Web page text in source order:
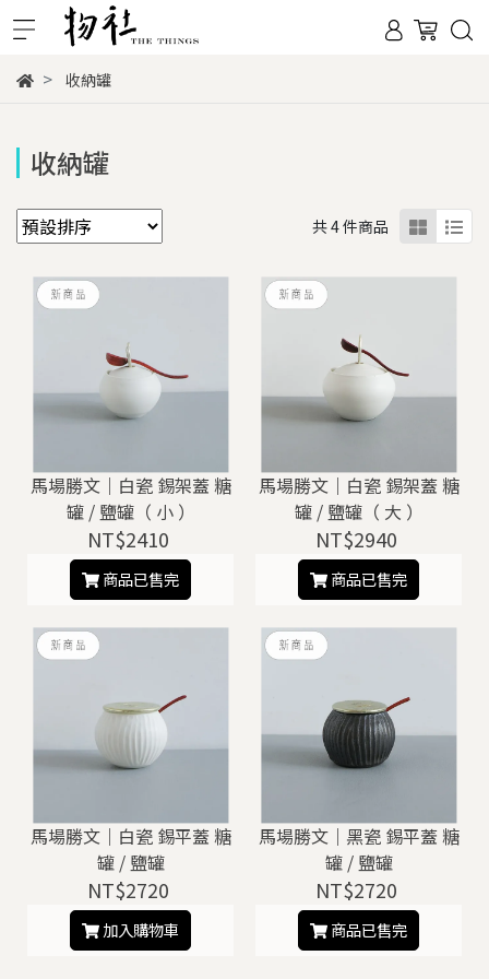
收納罐
收納罐
共 4 件商品
馬場勝文｜白瓷 錫架蓋 糖
罐 / 鹽罐（ 小 ）
NT$2410
商品已售完
馬場勝文｜白瓷 錫架蓋 糖
罐 / 鹽罐（ 大 ）
NT$2940
商品已售完
馬場勝文｜白瓷 錫平蓋 糖
罐 / 鹽罐
NT$2720
加入購物車
馬場勝文｜黑瓷 錫平蓋 糖
罐 / 鹽罐
NT$2720
商品已售完